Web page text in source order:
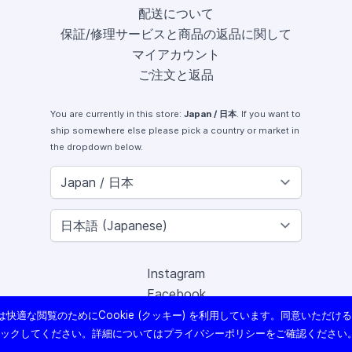
配送について
保証/修理サービスと商品の返品に関して
マイアカウント
ご注文と返品
You are currently in this store: Japan / 日本 . If you want to
ship somewhere else please pick a country or market in
the dropdown below.
Instagram
Facebook
X (Twitter)
Youtube
快適な閲覧のためにCookie (クッキー) を利用しています。同意いただけ
ックしてください。詳細についてはプライバシーポリシーをご確認ください